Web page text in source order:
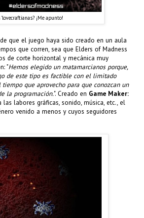
¡Me apunto!
que el juego haya sido creado en un aula
que corren, sea que Elders of Madness
de corte horizontal y mecánica muy
"Hemos elegido un matamarcianos porque,
de este tipo es factible con el limitado
que aprovecho para que conozcan un
la programación.". Creado en Game Maker:
labores gráficas, sonido, música, etc., el
venido a menos y cuyos seguidores